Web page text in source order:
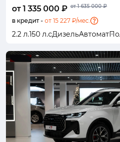
от 1 335 000 ₽ от 1 635 000 ₽
в кредит - от 15 227 ₽/мес.
2.2 л.150 л.сДизельАвтомат